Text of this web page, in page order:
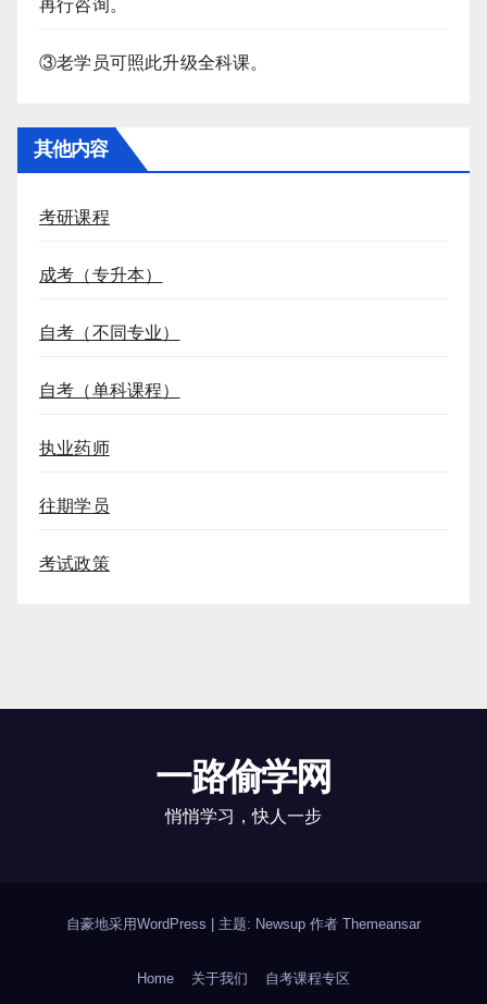
再行咨询。
③老学员可照此升级全科课。
其他内容
考研课程
成考（专升本）
自考（不同专业）
自考（单科课程）
执业药师
往期学员
考试政策
一路偷学网
悄悄学习，快人一步
自豪地采用WordPress 主题: Newsup 作者 Themeansar
Home 关于我们 自考课程专区